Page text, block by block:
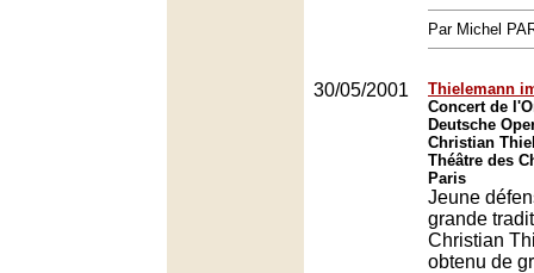
Par Michel
30/05/2001
Thielemann
Concert de
Deutsche
Christian
Théâtre des
Paris
Jeune
grande
Christian
obtenu de